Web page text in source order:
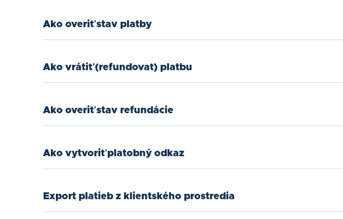
Ako overiť stav platby
Ako vrátiť (refundovať) platbu
Ako overiť stav refundácie
Ako vytvoriť platobný odkaz
Export platieb z klientského prostredia